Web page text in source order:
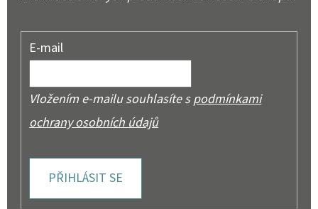
E-mail
Vložením e-mailu souhlasíte spodmínkami
ochrany osobních údajů
PŘIHLÁSIT SE